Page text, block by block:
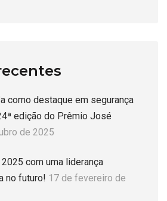
como destaque em segurança
edição do Prêmio José
de 2025
com uma liderança
no futuro! 17 de fevereiro de